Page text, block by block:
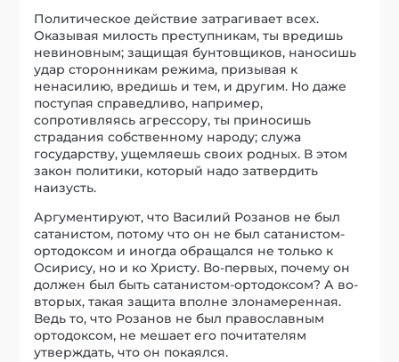
Политическое действие затрагивает всех.
Оказывая милость преступникам, ты вредишь
невиновным; защищая бунтовщиков, наносишь
удар сторонникам режима, призывая к
ненасилию, вредишь и тем, и другим. Но даже
поступая справедливо, например,
сопротивляясь агрессору, ты приносишь
страдания собственному народу; служа
государству, ущемляешь своих родных. В этом
закон политики, который надо затвердить
наизусть.
Аргументируют, что Василий Розанов не был
сатанистом, потому что он не был сатанистом-
ортодоксом и иногда обращался не только к
Осирису, но и ко Христу. Во-первых, почему он
должен был быть сатанистом-ортодоксом? А во-
вторых, такая защита вполне злонамеренная.
Ведь то, что Розанов не был православным
ортодоксом, не мешает его почитателям
утверждать, что он покаялся.